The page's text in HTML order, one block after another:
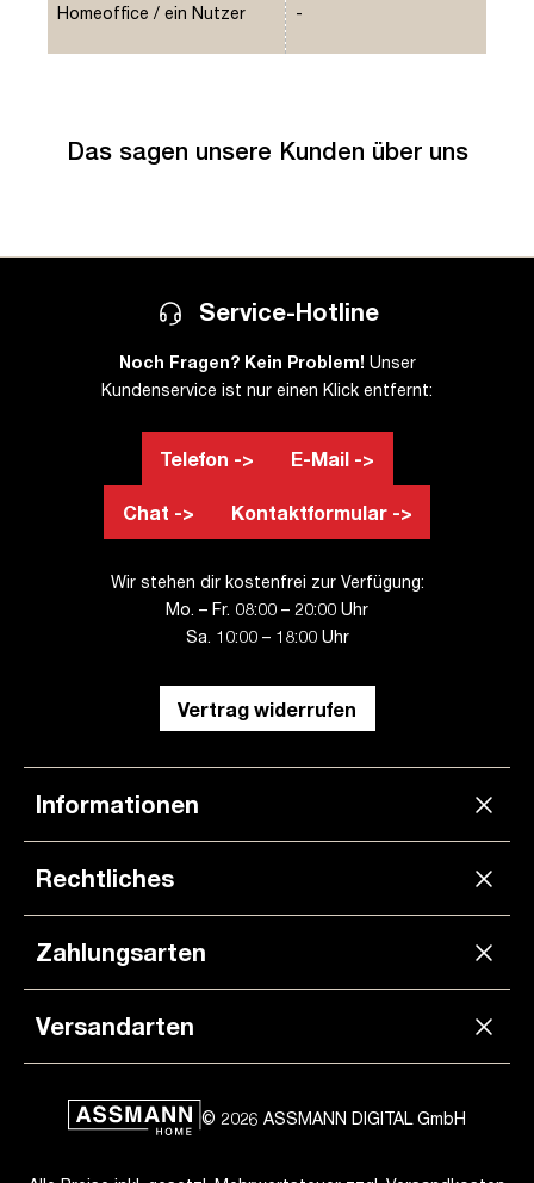
Homeoffice / ein Nutzer -
Das sagen unsere Kunden über uns
Service-Hotline
Noch Fragen? Kein Problem! Unser
Kundenservice ist nur einen Klick entfernt:
Telefon -> E-Mail ->
Chat -> Kontaktformular ->
Wir stehen dir kostenfrei zur Verfügung:
Mo. – Fr. 08:00 – 20:00 Uhr
Sa. 10:00 – 18:00 Uhr
Vertrag widerrufen
Informationen
Rechtliches
Zahlungsarten
Versandarten
© 2026 ASSMANN DIGITAL GmbH